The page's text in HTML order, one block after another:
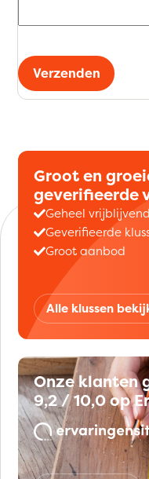
Verzenden
Groot en
geverifieerde
Geheel vrijblijvend
Geverifieerde
Groot aanbod
Alle klussen
Onze klanten
9,2 / 10,0 op